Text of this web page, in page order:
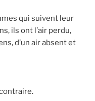
qui suivent leur
ils ont l’air perdu,
d’un air absent et